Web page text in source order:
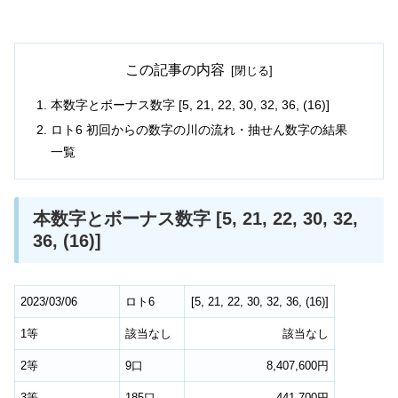
この記事の内容
本数字とボーナス数字 [5, 21, 22, 30, 32, 36, (16)]
ロト6 初回からの数字の川の流れ・抽せん数字の結果
一覧
本数字とボーナス数字 [5, 21, 22, 30, 32,
36, (16)]
2023/03/06 ロト6 [5, 21, 22, 30, 32, 36, (16)]
1等 該当なし 該当なし
2等 9口 8,407,600円